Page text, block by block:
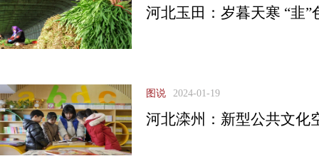
河北玉田：岁暮天寒 “韭”
图说 2024-01-19
河北滦州：新型公共文化